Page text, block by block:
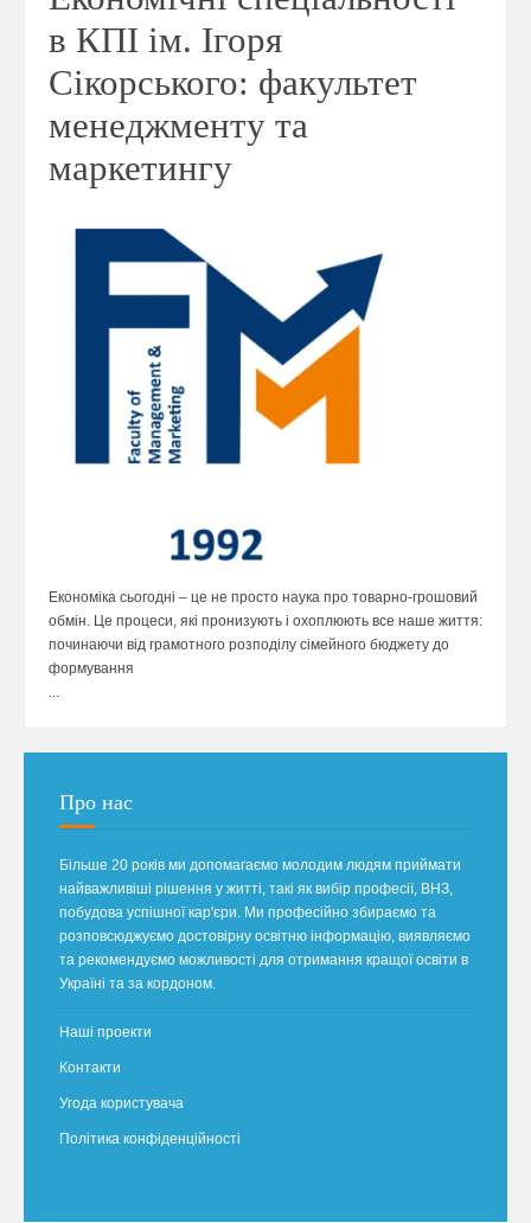
в КПІ ім. Ігоря
Сікорського: факультет
менеджменту та
маркетингу
Економіка сьогодні – це не просто наука про товарно-грошовий
обмін. Це процеси, які пронизують і охоплюють все наше життя:
починаючи від грамотного розподілу сімейного бюджету до
формування
...
Про нас
Більше 20 років ми допомагаємо молодим людям приймати
найважливіші рішення у житті, такі як вибір професії, ВНЗ,
побудова успішної кар'єри. Ми професійно збираємо та
розповсюджуємо достовірну освітню інформацію, виявляємо
та рекомендуємо можливості для отримання кращої освіти в
Україні та за кордоном.
Наші проекти
Контакти
Угода користувача
Політика конфіденційності